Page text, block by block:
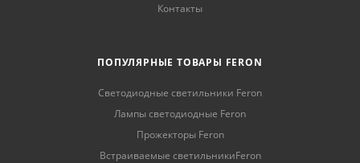
Контакты
ПОПУЛЯРНЫЕ ТОВАРЫ FERON
Светодиодные светильники Feron
Лампы светодиодные Feron
Прожекторы Feron
Встраиваемые светильникиFeron